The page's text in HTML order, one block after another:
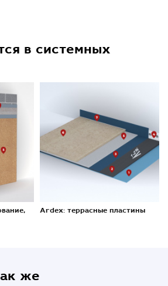
в системных
Ardex: террасные пластины
же